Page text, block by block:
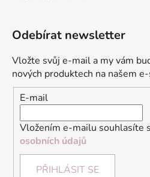
Odebírat newsletter
Vložte svůj e-mail a my vám
nových produktech na našem
E-mail
Vložením e-mailu souhlasíte s
osobních údajů
PŘIHLÁSIT SE